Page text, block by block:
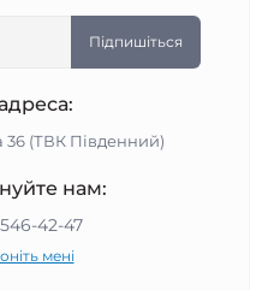
Підпишіться
(ТВК Південний)
нам:
42-47
мені